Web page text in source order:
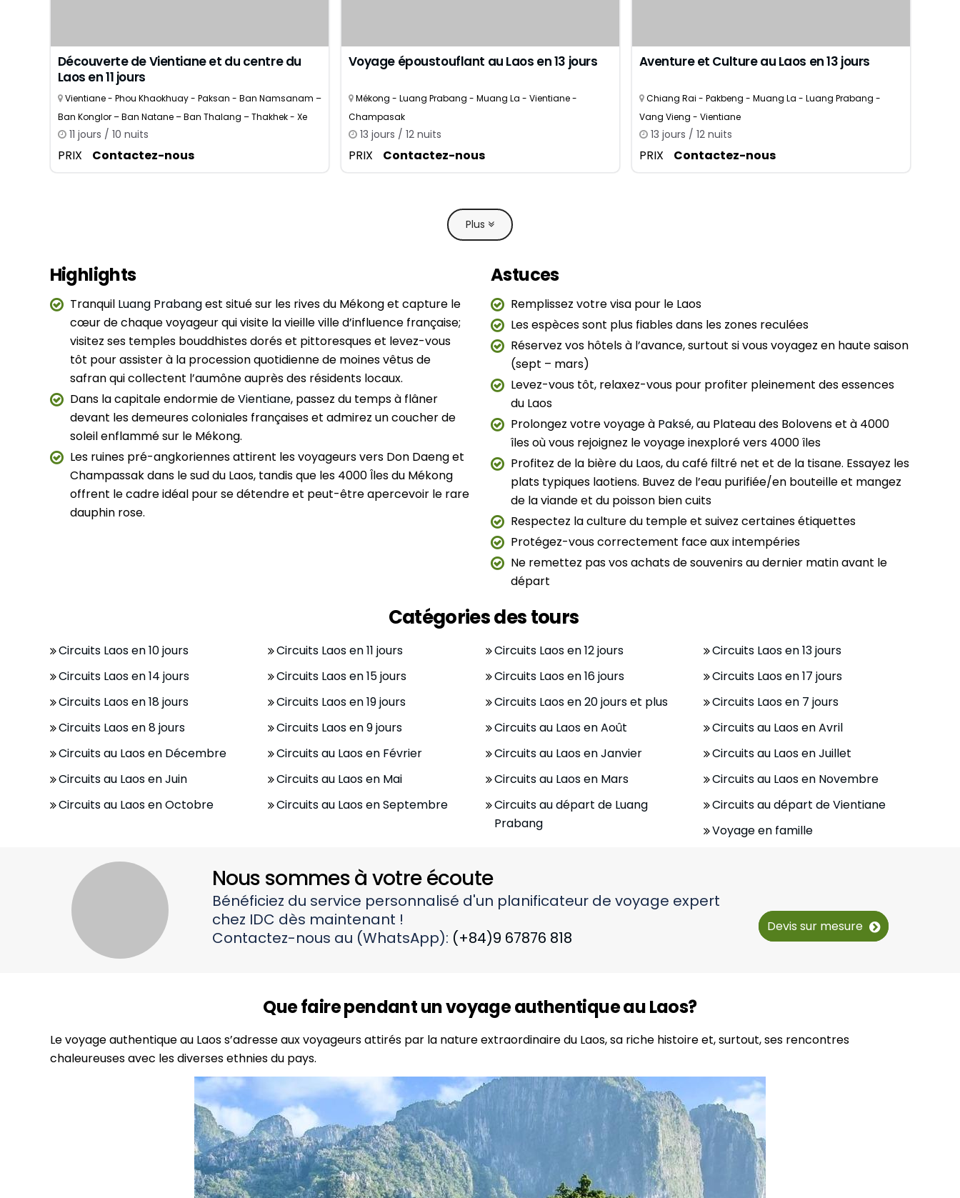
Découverte de Vientiane et du centre du
Laos en 11 jours
Vientiane - Phou Khaokhuay - Paksan - Ban Namsanam –
Ban Konglor – Ban Natane – Ban Thalang – Thakhek - Xe
Bangfai
11 jours / 10 nuits
PRIX Contactez-nous
Voyage époustouflant au Laos en 13 jours
Mékong - Luang Prabang - Muang La - Vientiane -
Champasak
13 jours / 12 nuits
PRIX Contactez-nous
Aventure et Culture au Laos en 13 jours
Chiang Rai - Pakbeng - Muang La - Luang Prabang -
Vang Vieng - Vientiane
13 jours / 12 nuits
PRIX Contactez-nous
Plus
Highlights
Tranquil Luang Prabangest situé sur les rives du Mékong et capture le
cœur de chaque voyageur qui visite la vieille ville d’influence française;
visitez ses temples bouddhistes dorés et pittoresques et levez-vous
tôt pour assister à la procession quotidienne de moines vêtus de
safran qui collectent l’aumône auprès des résidents locaux.
Dans la capitale endormie deVientiane, passez du temps à flâner
devant les demeures coloniales françaises et admirez un coucher de
soleil enflammé sur le Mékong.
Les ruines pré-angkoriennes attirent les voyageurs vers Don Daeng et
Champassak dans le sud du Laos, tandis que les 4000 Îles du Mékong
offrent le cadre idéal pour se détendre et peut-être apercevoir le rare
dauphin rose.
Astuces
Remplissez votre visa pour le Laos
Les espèces sont plus fiables dans les zones reculées
Réservez vos hôtels à l’avance, surtout si vous voyagez en haute saison
(sept – mars)
Levez-vous tôt, relaxez-vous pour profiter pleinement des essences
du Laos
Prolongez votre voyage à Paksé, au Plateau des Bolovens et à 4000
îles où vous rejoignez le voyage inexploré vers 4000 îles
Profitez de la bière du Laos, du café filtré net et de la tisane. Essayez les
plats typiques laotiens. Buvez de l’eau purifiée/en bouteille et mangez
de la viande et du poisson bien cuits
Respectez la culture du temple et suivez certaines étiquettes
Protégez-vous correctement face aux intempéries
Ne remettez pas vos achats de souvenirs au dernier matin avant le
départ
Catégories des tours
Circuits Laos en 10 jours Circuits Laos en 11 jours Circuits Laos en 12 jours
Circuits Laos en 13 jours
Circuits Laos en 14 jours
Circuits Laos en 15 jours Circuits Laos en 16 jours
Circuits Laos en 17 jours
Circuits Laos en 18 jours
Circuits Laos en 19 jours Circuits Laos en 20 jours et plus
Circuits Laos en 7 jours
Circuits Laos en 8 jours
Circuits Laos en 9 jours Circuits au Laos en Août
Circuits au Laos en Avril
Circuits au Laos en Décembre
Circuits au Laos en Février Circuits au Laos en Janvier
Circuits au Laos en Juillet
Circuits au Laos en Juin
Circuits au Laos en Mai Circuits au Laos en Mars
Circuits au Laos en Novembre
Circuits au Laos en Octobre
Circuits au Laos en Septembre
Circuits au départ de Luang
Prabang
Circuits au départ de Vientiane
Voyage en famille
Nous sommes à votre écoute
Bénéficiez du service personnalisé d'un planificateur de voyage expert
chez IDC dès maintenant !
Contactez-nous au (WhatsApp): (+84)9 67876 818
Devis sur mesure
Que faire pendant un voyage authentique au Laos?
Le voyage authentique au Laos s’adresse aux voyageurs attirés par la nature extraordinaire du Laos, sa riche histoire et, surtout, ses rencontres
chaleureuses avec les diverses ethnies du pays.